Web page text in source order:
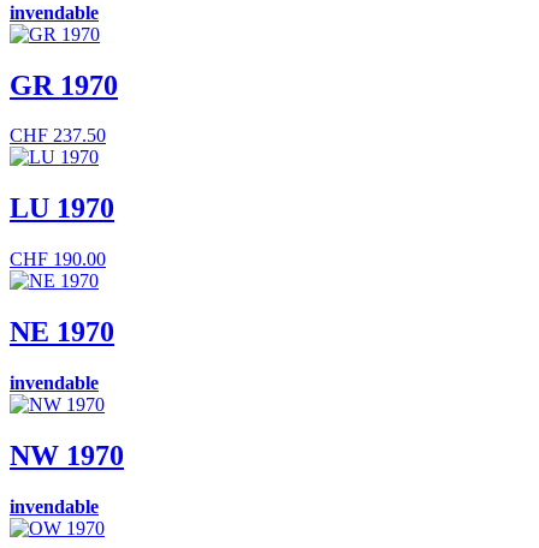
invendable
GR 1970
CHF 237.50
LU 1970
CHF 190.00
NE 1970
invendable
NW 1970
invendable